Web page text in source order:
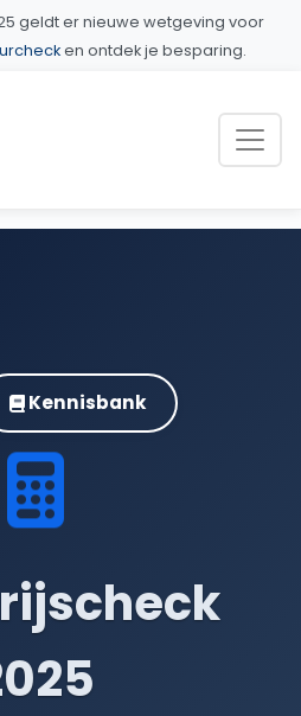
geldt er nieuwe wetgeving voor
en ontdek je besparing.
Kennisbank